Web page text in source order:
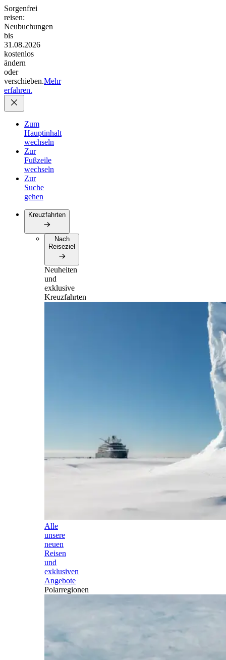
Sorgenfrei
reisen:
Neubuchungen
bis
31.08.2026
kostenlos
ändern
oder
verschieben.Mehr
erfahren.
Zum
Hauptinhalt
wechseln
Zur
Fußzeile
wechseln
Zur
Suche
gehen
Kreuzfahrten
Nach
Reiseziel
Neuheiten
und
exklusive
Kreuzfahrten
Alle
unsere
neuen
Reisen
und
exklusiven
Angebote
Polarregionen